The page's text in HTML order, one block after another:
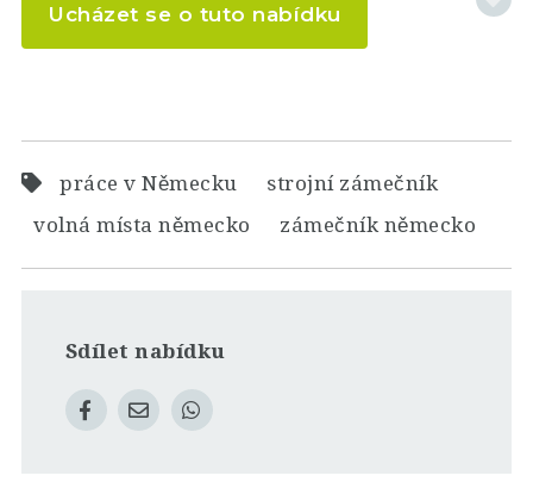
Ucházet se o tuto nabídku
práce v Německu
strojní zámečník
volná místa německo
zámečník německo
Sdílet nabídku